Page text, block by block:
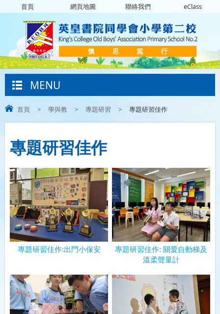
首頁 網頁地圖 聯絡我們 eClass
MENU
首頁 > 學與教 > 專題研習 > 專題研習佳作
專題研習佳作
專題研習佳作:出門小保安
專題研習佳作: 關愛自動梯及
溫柔聲量計